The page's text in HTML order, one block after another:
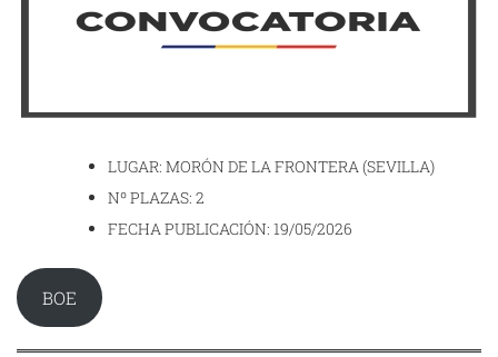
LUGAR: MORÓN DE LA FRONTERA (SEVILLA)
Nº PLAZAS: 2
FECHA PUBLICACIÓN: 19/05/2026
BOE